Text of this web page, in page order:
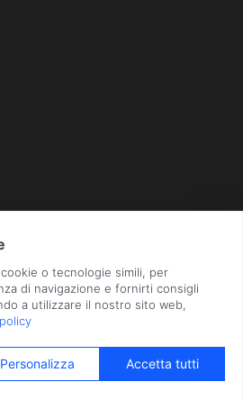
· Capitale Sociale i.v. € 800.000,00